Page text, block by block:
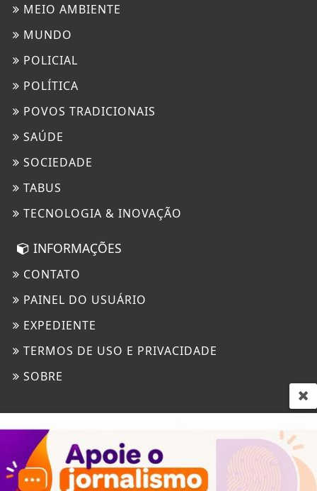
MEIO AMBIENTE
MUNDO
POLICIAL
POLÍTICA
POVOS TRADICIONAIS
SAÚDE
SOCIEDADE
TABUS
TECNOLOGIA & INOVAÇÃO
INFORMAÇÕES
CONTATO
PAINEL DO USUÁRIO
EXPEDIENTE
TERMOS DE USO E PRIVACIDADE
SOBRE